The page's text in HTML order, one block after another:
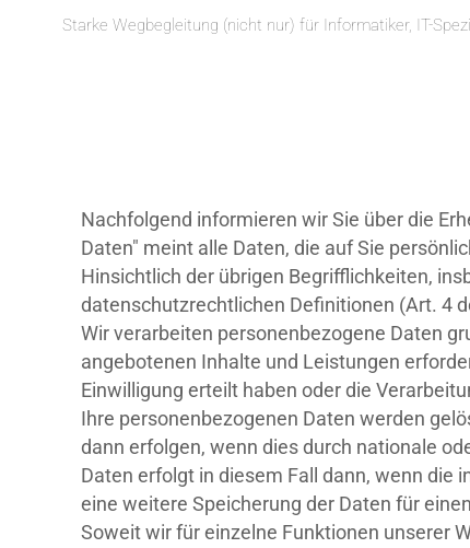
Starke Wegbegleitung (nicht nur) für Informatiker, IT-
Nachfolgend informieren wir Sie über die
Daten" meint alle Daten, die auf Sie
Hinsichtlich der übrigen Begrifflichkeiten,
datenschutzrechtlichen Definitionen (Art. 4
Wir verarbeiten personenbezogene Daten
angebotenen Inhalte und Leistungen
Einwilligung erteilt haben oder die
Ihre personenbezogenen Daten werden
dann erfolgen, wenn dies durch nationale
Daten erfolgt in diesem Fall dann, wenn die
eine weitere Speicherung der Daten für
Soweit wir für einzelne Funktionen unserer